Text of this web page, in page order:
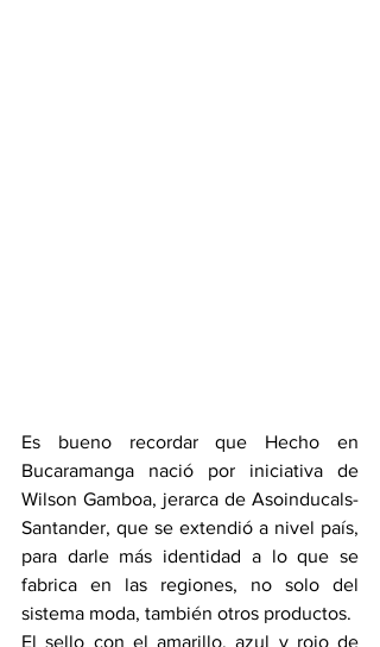
Es bueno recordar que Hecho en
Bucaramanga nació por iniciativa de
Wilson Gamboa, jerarca de Asoinducals-
Santander, que se extendió a nivel país,
para darle más identidad a lo que se
fabrica en las regiones, no solo del
sistema moda, también otros productos.
El sello con el amarillo, azul y rojo de